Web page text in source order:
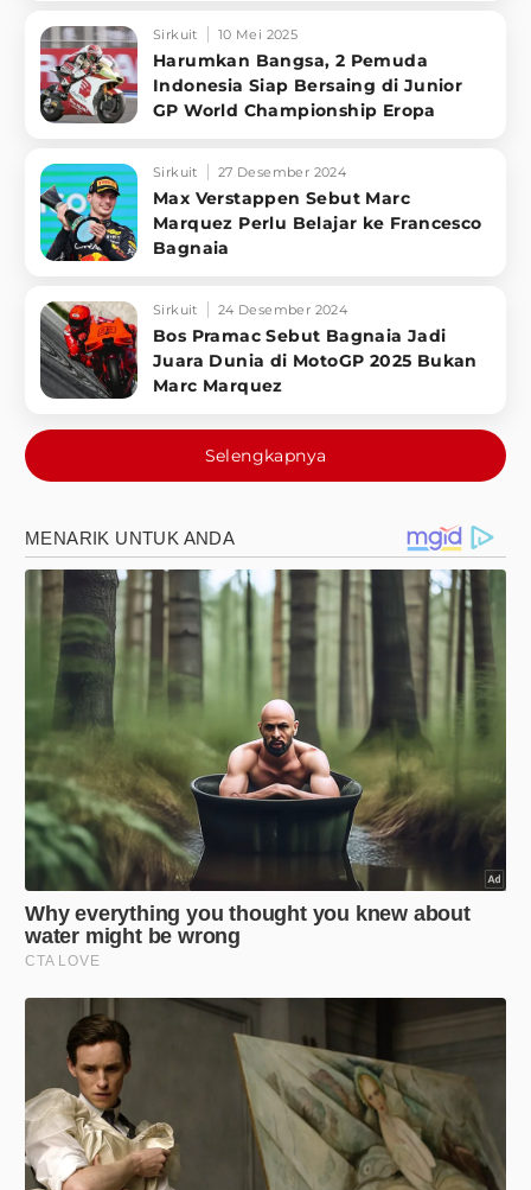
Sirkuit 10 Mei 2025
Harumkan Bangsa, 2 Pemuda
Indonesia Siap Bersaing di Junior
GP World Championship Eropa
Sirkuit 27 Desember 2024
Max Verstappen Sebut Marc
Marquez Perlu Belajar ke Francesco
Bagnaia
Sirkuit 24 Desember 2024
Bos Pramac Sebut Bagnaia Jadi
Juara Dunia di MotoGP 2025 Bukan
Marc Marquez
Selengkapnya